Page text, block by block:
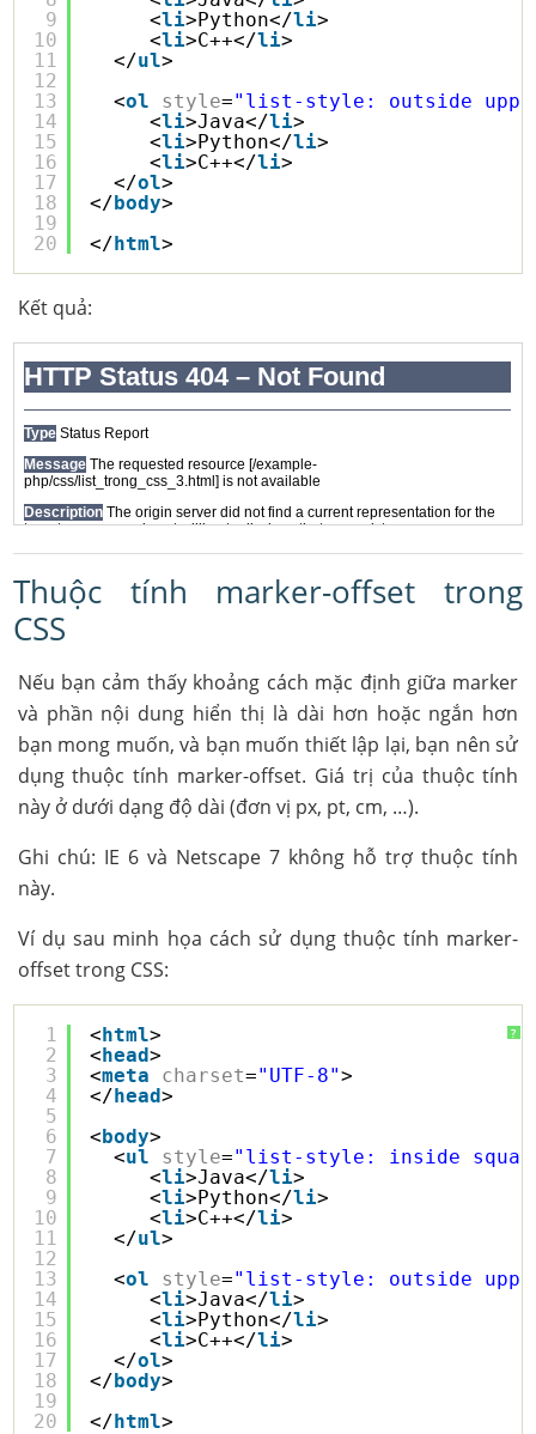
9
10
11
12
13
14
15
16
17
18
19
20
<li>Python</li>
<li>C++</li>
</ul>
<ol style="list-style: outside
<li>Java</li>
<li>Python</li>
<li>C++</li>
</ol>
</body>
</html>
Kết quả:
Thuộc tính marker-offset trong
CSS
Nếu bạn cảm thấy khoảng cách mặc định giữa marker
và phần nội dung hiển thị là dài hơn hoặc ngắn hơn
bạn mong muốn, và bạn muốn thiết lập lại, bạn nên sử
dụng thuộc tính marker-offset. Giá trị của thuộc tính
này ở dưới dạng độ dài (đơn vị px, pt, cm, …).
Ghi chú: IE 6 và Netscape 7 không hỗ trợ thuộc tính
này.
Ví dụ sau minh họa cách sử dụng thuộc tính marker-
offset trong CSS:
?
1
2
3
4
5
6
7
8
9
10
11
12
13
14
15
16
17
18
19
20
<html>
<head>
<meta charset="UTF-8">
</head>
<body>
<ul style="list-style: inside
<li>Java</li>
<li>Python</li>
<li>C++</li>
</ul>
<ol style="list-style: outside
<li>Java</li>
<li>Python</li>
<li>C++</li>
</ol>
</body>
</html>